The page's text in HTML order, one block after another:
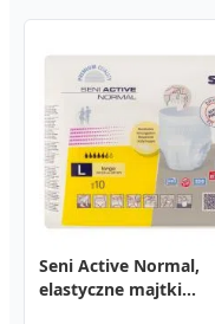
Seni Active Normal,
elastyczne majtki